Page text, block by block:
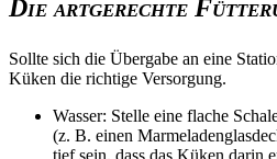
Die artgerechte
Sollte sich die Übergabe an eine
Küken die richtige Versorgung.
Wasser: Stelle eine flache
(z. B. einen